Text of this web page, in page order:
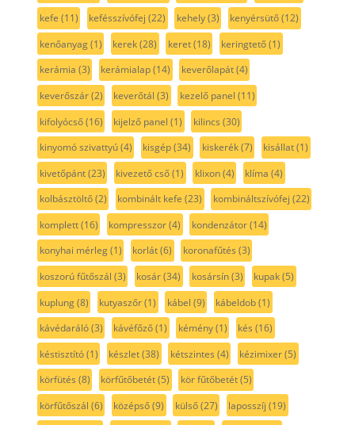
kefe (11) kefésszívófej (22) kehely(3) kenyérsütő(12)
kenőanyag(1) kerek(28) keret(18) keringtető(1)
kerámia (3) kerámialap(14) keverőlapát(4)
keverőszár(2) keverőtál (3) kezelő panel (11)
kifolyócső(16) kijelző panel (1) kilincs (30)
kinyomó szivattyú(4) kisgép(34) kiskerék(7) kisállat(1)
kivetőpánt(23) kivezető cső(1) klixon(4) klíma (4)
kolbásztöltő(2) kombinált kefe (23) kombináltszívófej (22)
komplett(16) kompresszor(4) kondenzátor(14)
konyhai mérleg(1) korlát(6) koronafűtés (3)
koszorú fűtőszál (3) kosár(34) kosársín(3) kupak(5)
kuplung(8) kutyaszőr(1) kábel (9) kábeldob(1)
kávédaráló(3) kávéfőző(1) kémény(1) kés (16)
késtisztító(1) készlet(38) kétszintes (4) kézimixer(5)
körfütés (8) körfűtőbetét(5) kör fűtőbetét(5)
körfűtőszál (6) középső(9) külső(27) laposszíj (19)